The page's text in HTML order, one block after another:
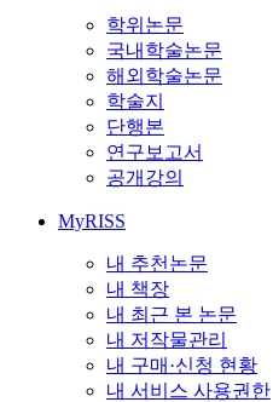
학위논문
국내학술논문
해외학술논문
학술지
단행본
연구보고서
공개강의
MyRISS
내 추천논문
내 책장
내 최근 본 논문
내 저작물관리
내 구매·신청 현황
내 서비스 사용권한